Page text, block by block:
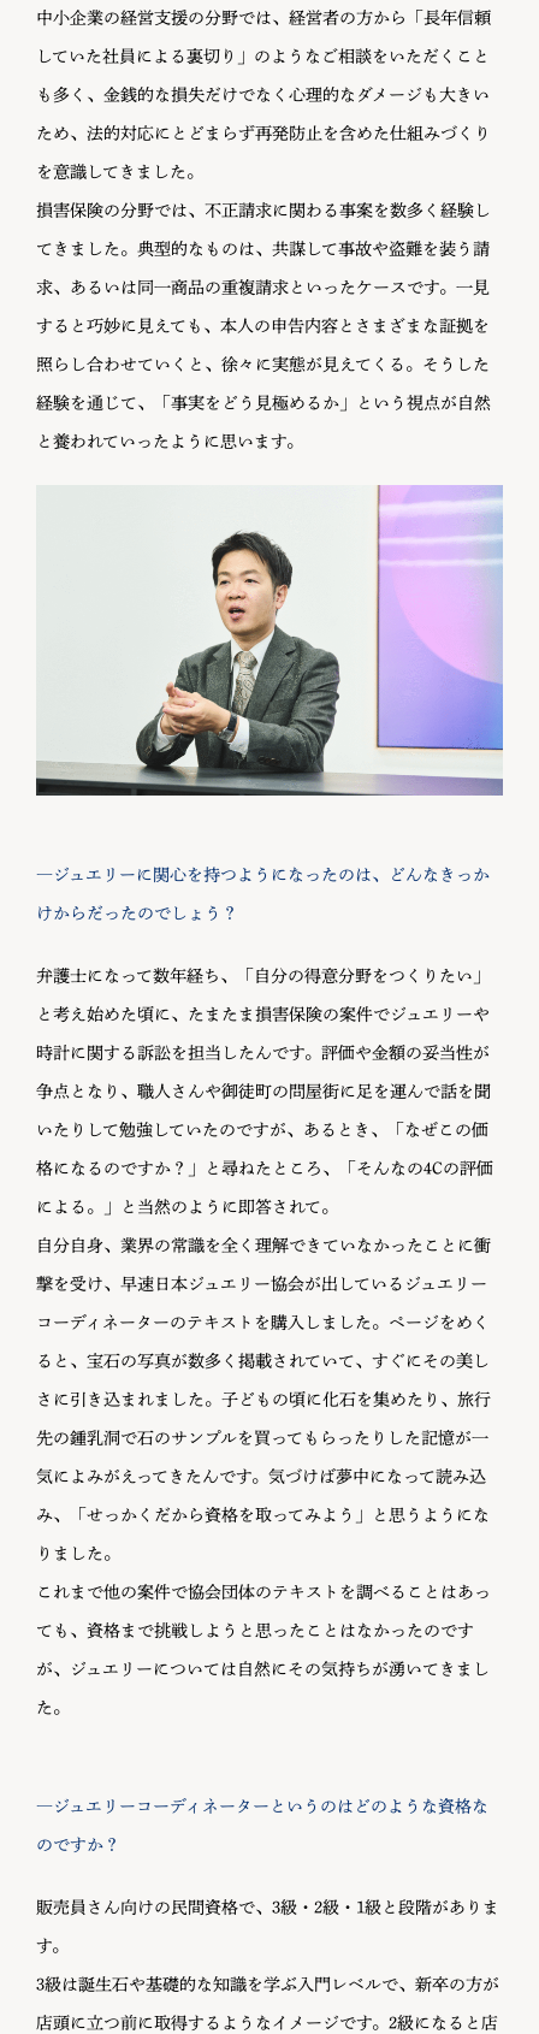
中小企業の経営支援の分野では、経営者の方から「長年信頼
していた社員による裏切り」のようなご相談をいただくこと
も多く、金銭的な損失だけでなく心理的なダメージも大きい
ため、法的対応にとどまらず再発防止を含めた仕組みづくり
を意識してきました。
損害保険の分野では、不正請求に関わる事案を数多く経験し
てきました。典型的なものは、共謀して事故や盗難を装う請
求、あるいは同一商品の重複請求といったケースです。一見
すると巧妙に見えても、本人の申告内容とさまざまな証拠を
照らし合わせていくと、徐々に実態が見えてくる。そうした
経験を通じて、「事実をどう見極めるか」という視点が自然
と養われていったように思います。
―ジュエリーに関心を持つようになったのは、どんなきっか
けからだったのでしょう？
弁護士になって数年経ち、「自分の得意分野をつくりたい」
と考え始めた頃に、たまたま損害保険の案件でジュエリーや
時計に関する訴訟を担当したんです。評価や金額の妥当性が
争点となり、職人さんや御徒町の問屋街に足を運んで話を聞
いたりして勉強していたのですが、あるとき、「なぜこの価
格になるのですか？」と尋ねたところ、「そんなの4Cの評価
による。」と当然のように即答されて。
自分自身、業界の常識を全く理解できていなかったことに衝
撃を受け、早速日本ジュエリー協会が出しているジュエリー
コーディネーターのテキストを購入しました。ページをめく
ると、宝石の写真が数多く掲載されていて、すぐにその美し
さに引き込まれました。子どもの頃に化石を集めたり、旅行
先の鍾乳洞で石のサンプルを買ってもらったりした記憶が一
気によみがえってきたんです。気づけば夢中になって読み込
み、「せっかくだから資格を取ってみよう」と思うようにな
りました。
これまで他の案件で協会団体のテキストを調べることはあっ
ても、資格まで挑戦しようと思ったことはなかったのです
が、ジュエリーについては自然にその気持ちが湧いてきまし
た。
―ジュエリーコーディネーターというのはどのような資格な
のですか？
販売員さん向けの民間資格で、3級・2級・1級と段階がありま
す。
3級は誕生石や基礎的な知識を学ぶ入門レベルで、新卒の方が
店頭に立つ前に取得するようなイメージです。2級になると店